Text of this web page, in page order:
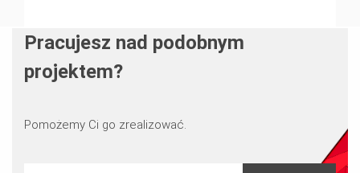
Pracujesz nad podobnym
projektem?
Pomożemy Ci go zrealizować.